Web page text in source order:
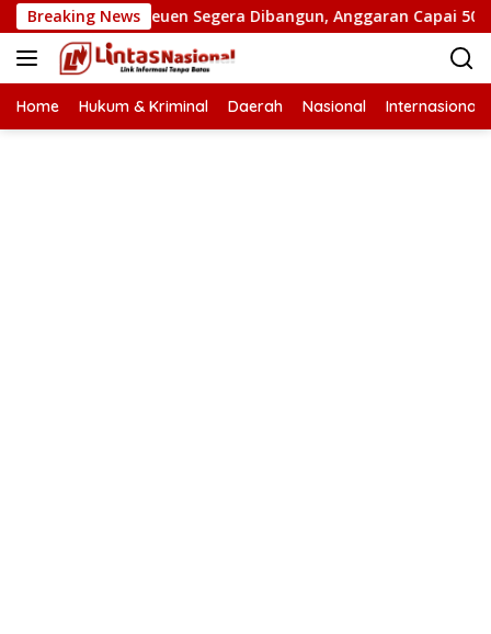
Langsung
ke
konten
Breaking News
di Bireuen Segera Dibangun, Anggaran Capai 500 M
Home Hukum & Kriminal Daerah Nasional Internasional